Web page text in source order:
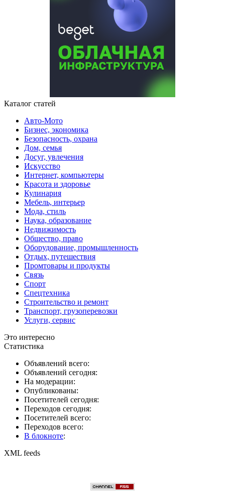
Каталог статей
Авто-Мото
Бизнес, экономика
Безопасность, охрана
Дом, семья
Досуг, увлечения
Искусство
Интернет, компьютеры
Красота и здоровье
Кулинария
Мебель, интерьер
Мода, стиль
Наука, образование
Недвижимость
Общество, право
Оборудование, промышленность
Отдых, путешествия
Промтовары и продукты
Связь
Спорт
Спецтехника
Строительство и ремонт
Транспорт, грузоперевозки
Услуги, сервис
Это интересно
Статистика
Объявлений всего:
Объявлений сегодня:
На модерации:
Опубликованы:
Посетителей сегодня:
Переходов сегодня:
Посетителей всего:
Переходов всего:
В блокноте:
XML feeds